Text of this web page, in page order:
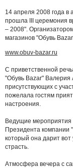
14 апреля 2008 года в
прошла III церемония
– 2008".
магазинов "Обувь
www.obuv-bazar.ru
С приветственной
"Обувь Bazar" Валерия
присутствующих с
пожелала гостям
настроения.
Ведущие мероприятия
Президента компании
который она дарит вот
страсть.
Атмосфера вечера с